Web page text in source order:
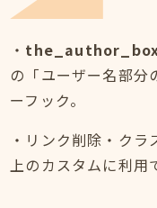
・
の「ユーザー名部分
ーフック。
・リンク削除・ク
上のカスタムに利用